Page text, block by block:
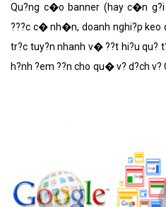
Qu?ng c�o banner (hay c�n g?i
???c c� nh�n, doanh nghi?p keo
tr?c tuy?n nhanh v� ??t hi?u qu?
h?nh ?em ??n cho qu� v? d?ch